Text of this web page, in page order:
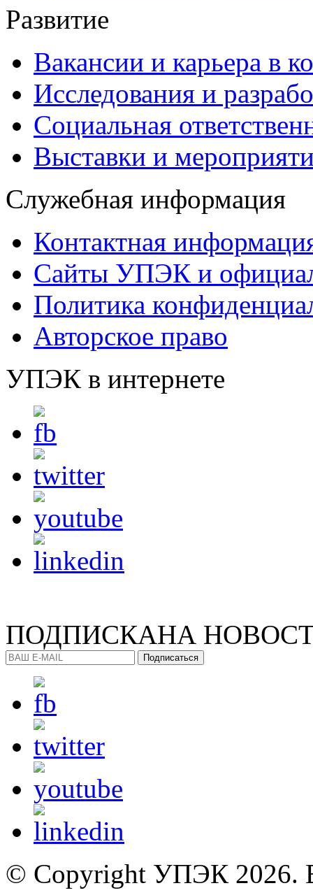
Развитие
Вакансии и карьера в
Исследования и
Социальная
Выставки и
Служебная информация
Контактная
Сайты УПЭК и
Политика
Авторское право
УПЭК в интернете
ПОДПИСКАНА
Подписаться
© Copyright УПЭК 2026.